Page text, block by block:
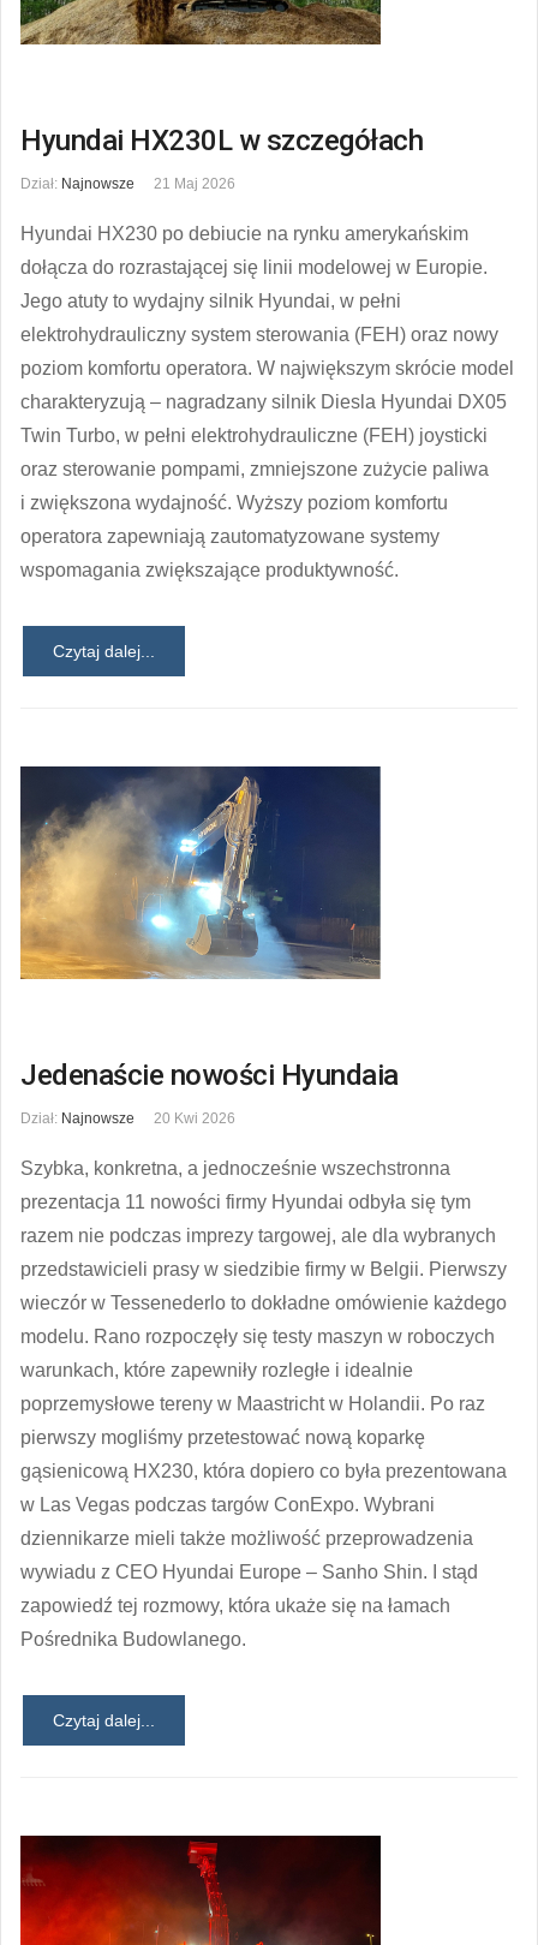
Hyundai HX230L w szczegółach
Dział: Najnowsze 21 Maj 2026
Hyundai HX230 po debiucie na rynku amerykańskim
dołącza do rozrastającej się linii modelowej w Europie.
Jego atuty to wydajny silnik Hyundai, w pełni
elektrohydrauliczny system sterowania (FEH) oraz nowy
poziom komfortu operatora. W największym skrócie model
charakteryzują – nagradzany silnik Diesla Hyundai DX05
Twin Turbo, w pełni elektrohydrauliczne (FEH) joysticki
oraz sterowanie pompami, zmniejszone zużycie paliwa
i zwiększona wydajność. Wyższy poziom komfortu
operatora zapewniają zautomatyzowane systemy
wspomagania zwiększające produktywność.
Czytaj dalej...
Jedenaście nowości Hyundaia
Dział: Najnowsze 20 Kwi 2026
Szybka, konkretna, a jednocześnie wszechstronna
prezentacja 11 nowości firmy Hyundai odbyła się tym
razem nie podczas imprezy targowej, ale dla wybranych
przedstawicieli prasy w siedzibie firmy w Belgii. Pierwszy
wieczór w Tessenederlo to dokładne omówienie każdego
modelu. Rano rozpoczęły się testy maszyn w roboczych
warunkach, które zapewniły rozległe i idealnie
poprzemysłowe tereny w Maastricht w Holandii. Po raz
pierwszy mogliśmy przetestować nową koparkę
gąsienicową HX230, która dopiero co była prezentowana
w Las Vegas podczas targów ConExpo. Wybrani
dziennikarze mieli także możliwość przeprowadzenia
wywiadu z CEO Hyundai Europe – Sanho Shin. I stąd
zapowiedź tej rozmowy, która ukaże się na łamach
Pośrednika Budowlanego.
Czytaj dalej...